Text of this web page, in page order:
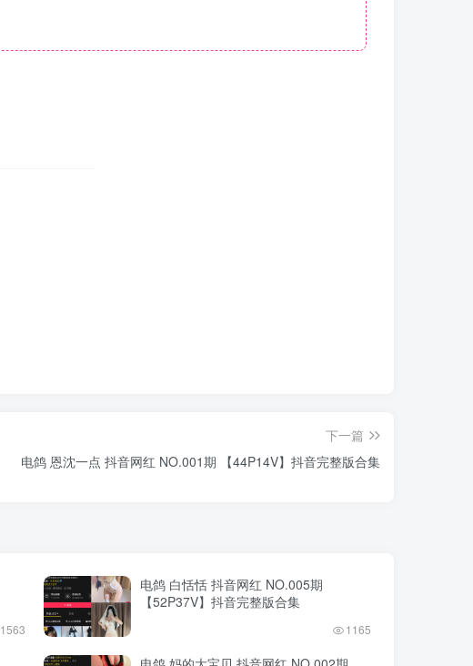
下一篇
电鸽 恩沈一点 抖音网红 NO.001期 【44P14V】抖音完整版合集
1563
电鸽 白恬恬 抖音网红 NO.005期
【52P37V】抖音完整版合集
1165